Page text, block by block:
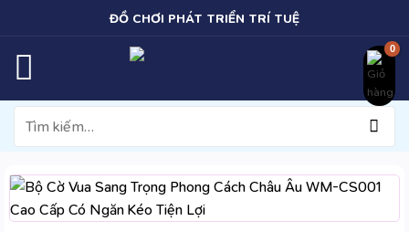
nội
dung
ĐỒ CHƠI PHÁT TRIỂN TRÍ TUỆ
Tìm
kiếm: